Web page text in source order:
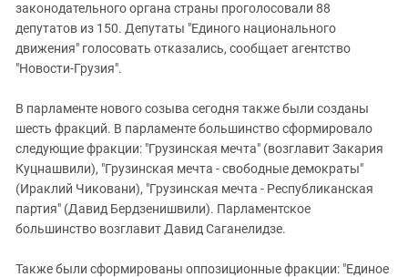
Северная Осетия - Алания
СКФО
Ставропольский край
Южная Осетия
Южный Кавказ
ЮФО
законодательного органа страны проголосовали 88
депутатов из 150. Депутаты "Единого национального
движения" голосовать отказались, сообщает агентство
"Новости-Грузия".
В парламенте нового созыва сегодня также были созданы
шесть фракций. В парламенте большинство сформировало
следующие фракции: "Грузинская мечта" (возглавит Закария
Куцнашвили), "Грузинская мечта - свободные демократы"
(Ираклий Чиковани), "Грузинская мечта - Республиканская
партия" (Давид Бердзенишвили). Парламентское
большинство возглавит Давид Саганелидзе.
Также были сформированы оппозиционные фракции: "Единое